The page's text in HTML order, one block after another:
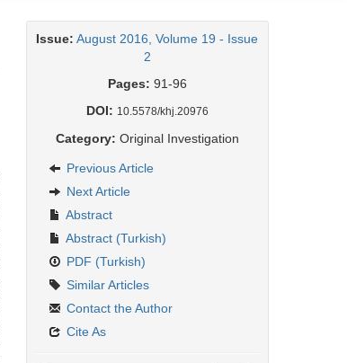
Issue: August 2016, Volume 19 - Issue
2
Pages: 91-96
DOI: 10.5578/khj.20976
Category: Original Investigation
Previous Article
Next Article
Abstract
Abstract (Turkish)
PDF (Turkish)
Similar Articles
Contact the Author
Cite As